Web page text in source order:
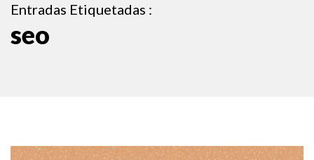
Entradas Etiquetadas :
seo